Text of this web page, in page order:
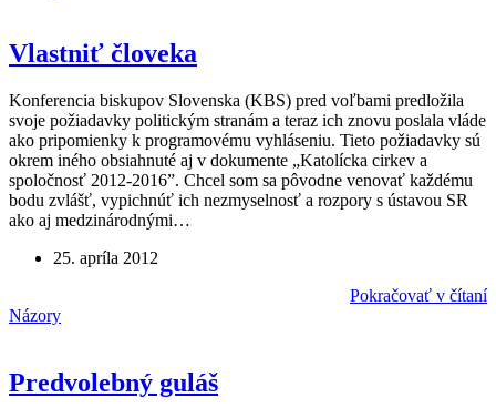
Vlastniť človeka
Konferencia biskupov Slovenska (KBS) pred voľbami predložila
svoje požiadavky politickým stranám a teraz ich znovu poslala vláde
ako pripomienky k programovému vyhláseniu. Tieto požiadavky sú
okrem iného obsiahnuté aj v dokumente „Katolícka cirkev a
spoločnosť 2012-2016”. Chcel som sa pôvodne venovať každému
bodu zvlášť, vypichnúť ich nezmyselnosť a rozpory s ústavou SR
ako aj medzinárodnými…
25. apríla 2012
Pokračovať v čítaní
Názory
Predvolebný guláš